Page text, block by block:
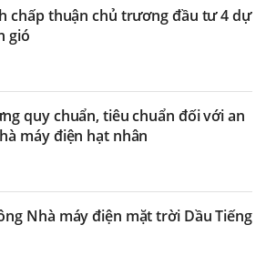
chấp thuận chủ trương đầu tư 4 dự
gió
quy chuẩn, tiêu chuẩn đối với an
máy điện hạt nhân
Nhà máy điện mặt trời Dầu Tiếng